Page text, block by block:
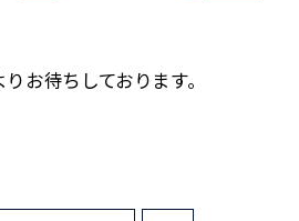
お待ちしております。